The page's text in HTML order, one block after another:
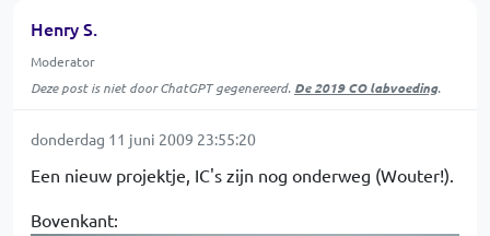
Henry S.
Moderator
Deze post is niet door ChatGPT gegenereerd. De 2019 CO labvoeding.
donderdag 11 juni 2009 23:55:20
Een nieuw projektje, IC's zijn nog onderweg (Wouter!).
Bovenkant: